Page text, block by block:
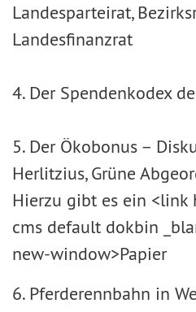
Landesparteirat,
Landesfinanzrat
4. Der Spendenkodex
5. Der Ökobonus –
Herlitzius, Grüne
Hierzu gibt es ein <link
cms default dokbin
new-window>Papier
6. Pferderennbahn in